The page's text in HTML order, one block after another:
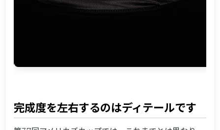
完成度を左右するのはディテールです